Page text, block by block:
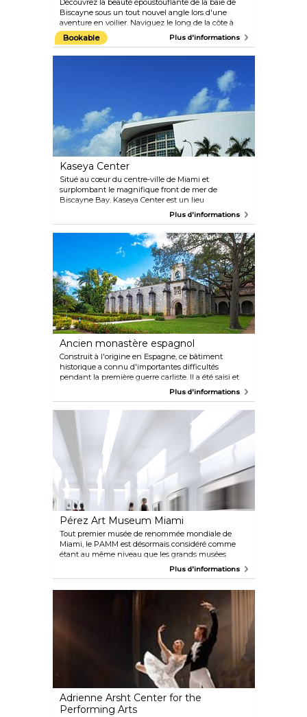
Découvrez la beauté époustouflante de la baie de
Biscayne sous un tout nouvel angle lors d'une
aventure en voilier. Naviguez le long de la côte à
bord d'un voilier écologique propulsé par le vent et
explorez les bancs de sable, les mangroves et les
îlots en cours de route. Avec un peu de chance, vous
lamantins, que l'on voit fréquemment dans la baie.
Bookable Plus d'informations
Kaseya Center
Situé au cœur du centre-ville de Miami et
surplombant le magnifique front de mer de
Biscayne Bay, Kaseya Center est un lieu
international polyvalent qui accueille une variété
mondiale. Qu'il s'agisse de concerts de premier plan,
de spectacles pour les familles, de conférences
nationales ou d'événements sportifs, l'aréna
accueille chaque année plus de 80 événements
autres que le basket-ball.
Plus d'informations
Ancien monastère espagnol
Construit à l'origine en Espagne, ce bâtiment
historique a connu d'importantes difficultés
pendant la première guerre carliste. Il a été saisi et
transformé en grenier jusqu'en 1925, date à laquelle
expédié aux États-Unis. Malgré d'autres problèmes
rencontrés lors du transport, le monastère médiéval
peut désormais être contemplé à North Miami
Beach, où il propose des messes dominicales, des
événements et des visites.
Plus d'informations
Pérez Art Museum Miami
Tout premier musée de renommée mondiale de
Miami, le PAMM est désormais considéré comme
étant au même niveau que les grands musées
situés dans certaines des plus belles villes du
siècles. Le design savamment conçu du musée
répond aux exigences architecturales modernistes
et régionalistes, créant une expérience visuelle
époustouflante qui est appréciée à la fois par les
Plus d'informations
Adrienne Arsht Center for the
Performing Arts